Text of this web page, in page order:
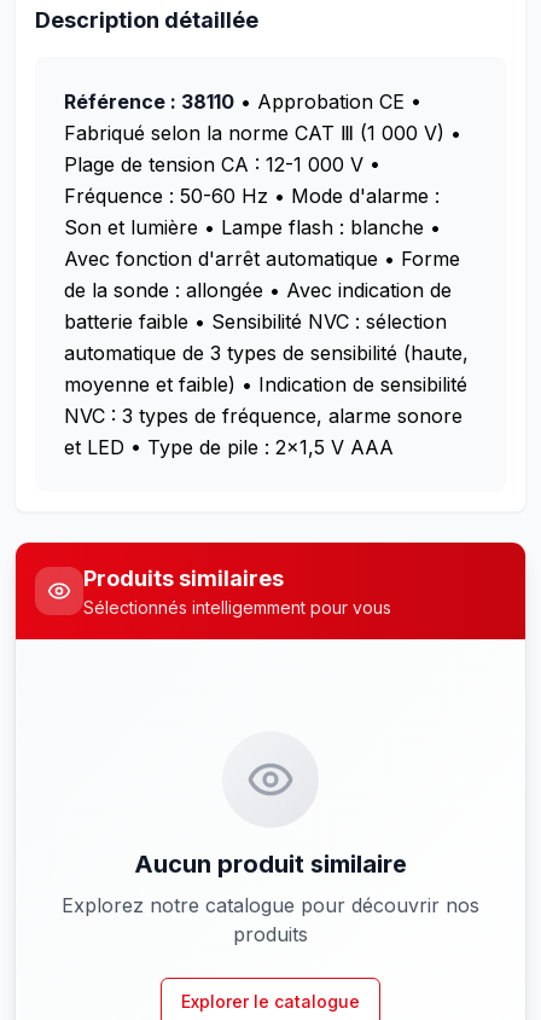
Description détaillée
Référence : 38110 • Approbation CE •
Fabriqué selon la norme CAT Ⅲ (1 000 V) •
Plage de tension CA : 12-1 000 V •
Fréquence : 50-60 Hz • Mode d'alarme :
Son et lumière • Lampe flash : blanche •
Avec fonction d'arrêt automatique • Forme
de la sonde : allongée • Avec indication de
batterie faible • Sensibilité NVC : sélection
automatique de 3 types de sensibilité (haute,
moyenne et faible) • Indication de sensibilité
NVC : 3 types de fréquence, alarme sonore
et LED • Type de pile : 2x1,5 V AAA
Produits similaires
Sélectionnés intelligemment pour vous
Aucun produit similaire
Explorez notre catalogue pour découvrir nos
produits
Explorer le catalogue